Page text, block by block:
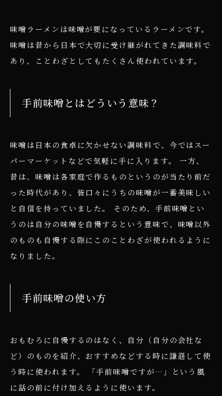
味噌ラーメンは味噌が要になっているラーメンです。
味噌は昔から日本で大切に受け継がれてきた調味料で
あり、ことわざとしてもたくさん使われています。
手前味噌とはどういう意味？
味噌は日本の食卓に欠かせない調味料で、今ではスー
パーマーケットなどで気軽に手に入ります。 一方、
昔は、味噌は各家庭で作るものというのが当たり前だ
った時代があり、皆口々にうちの味噌が一番美味しい
と自信を持っていました。 そのため、手前味噌とい
うのは自分の味噌を自慢するという意味で、味噌以外
のものも自慢する際にこのことわざが使われるように
なりました。
手前味噌の使い方
おもむろに自慢するのはなく、自分（自分の会社な
ど）のものを紹介、おすすめなどする時に謙遜して使
う時に使われます。 「手前味噌ですが…」という風
に話の前に付け加えるように使います。